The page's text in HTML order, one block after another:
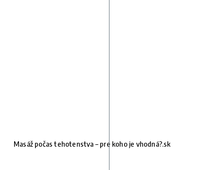
Masáž počas tehotenstva – pre koho je vhodná?.sk